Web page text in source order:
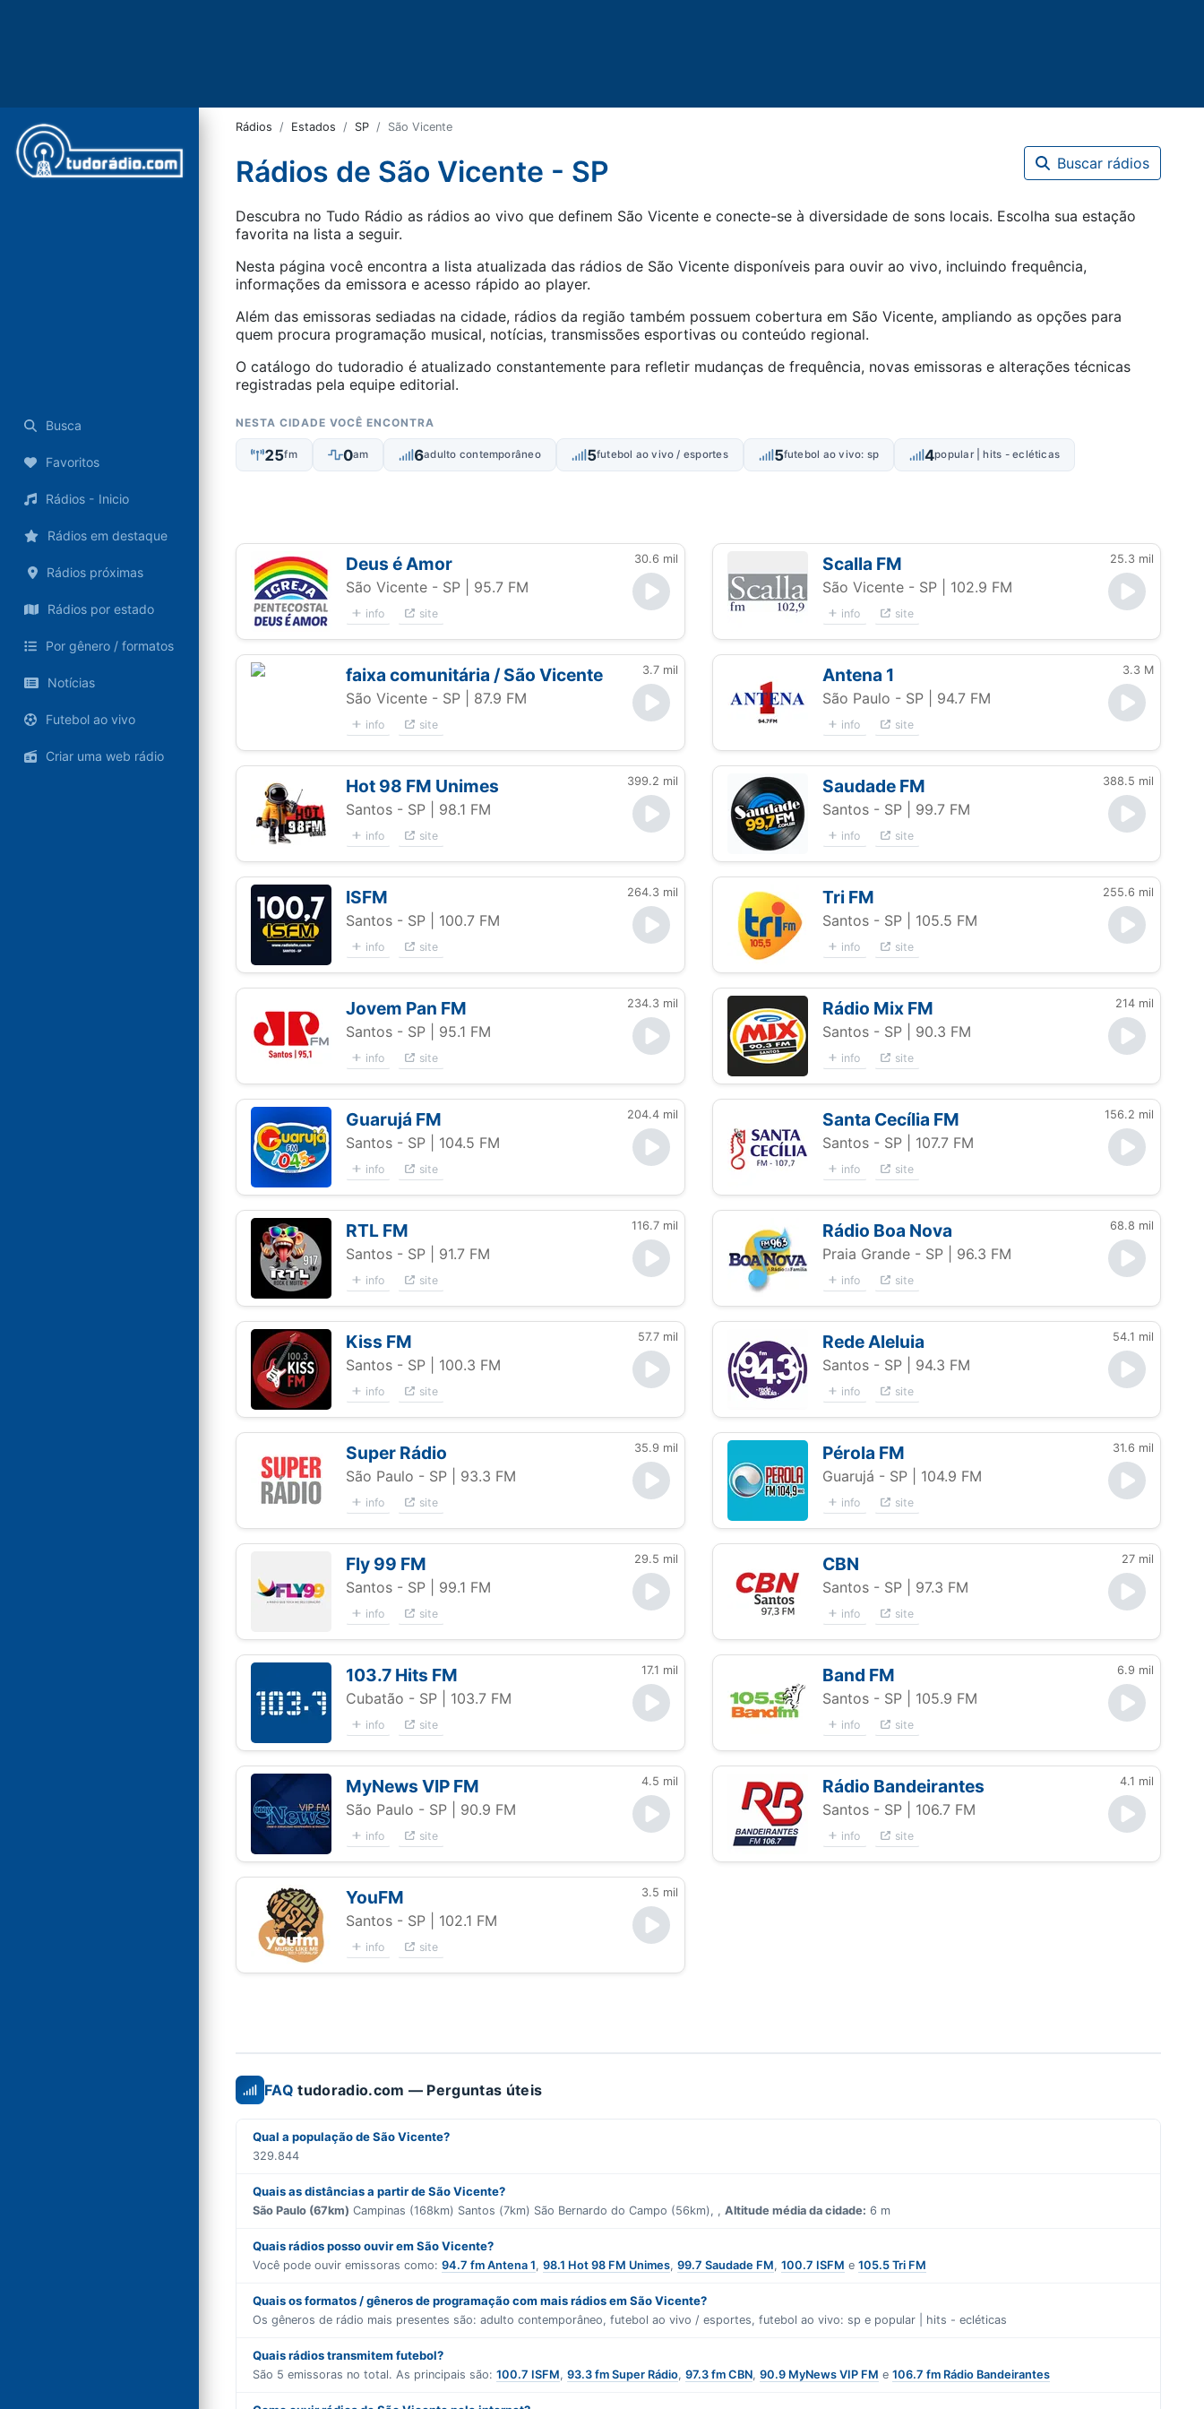
Busca
Favoritos
Rádios - Inicio
Rádios em destaque
Rádios próximas
Rádios por estado
Por gênero / formatos
Notícias
Futebol ao vivo
Criar uma web rádio
Rádios Estados SP São Vicente
Rádios de São Vicente - SP Buscar rádios
Descubra no Tudo Rádio as rádios ao vivo que definem São Vicente e conecte-se à diversidade de sons locais. Escolha sua estação
favorita na lista a seguir.
Nesta página você encontra a lista atualizada das rádios de São Vicente disponíveis para ouvir ao vivo, incluindo frequência,
informações da emissora e acesso rápido ao player.
Além das emissoras sediadas na cidade, rádios da região também possuem cobertura em São Vicente, ampliando as opções para
quem procura programação musical, notícias, transmissões esportivas ou conteúdo regional.
O catálogo do tudoradio é atualizado constantemente para refletir mudanças de frequência, novas emissoras e alterações técnicas
registradas pela equipe editorial.
NESTA CIDADE VOCÊ ENCONTRA
25fm 0am 6adulto contemporâneo 5futebol ao vivo / esportes 5futebol ao vivo: sp 4popular | hits - ecléticas
Deus é Amor 30.6 mil
São Vicente - SP | 95.7 FM
info site
Scalla FM 25.3 mil
São Vicente - SP | 102.9 FM
info site
faixa comunitária / São Vicente 3.7 mil
São Vicente - SP | 87.9 FM
info site
Antena 1 3.3 M
São Paulo - SP | 94.7 FM
info site
Hot 98 FM Unimes 399.2 mil
Santos - SP | 98.1 FM
info site
Saudade FM 388.5 mil
Santos - SP | 99.7 FM
info site
ISFM 264.3 mil
Santos - SP | 100.7 FM
info site
Tri FM 255.6 mil
Santos - SP | 105.5 FM
info site
Jovem Pan FM 234.3 mil
Santos - SP | 95.1 FM
info site
Rádio Mix FM 214 mil
Santos - SP | 90.3 FM
info site
Guarujá FM 204.4 mil
Santos - SP | 104.5 FM
info site
Santa Cecília FM 156.2 mil
Santos - SP | 107.7 FM
info site
RTL FM 116.7 mil
Santos - SP | 91.7 FM
info site
Rádio Boa Nova 68.8 mil
Praia Grande - SP | 96.3 FM
info site
Kiss FM 57.7 mil
Santos - SP | 100.3 FM
info site
Rede Aleluia 54.1 mil
Santos - SP | 94.3 FM
info site
Super Rádio 35.9 mil
São Paulo - SP | 93.3 FM
info site
Pérola FM 31.6 mil
Guarujá - SP | 104.9 FM
info site
Fly 99 FM 29.5 mil
Santos - SP | 99.1 FM
info site
CBN 27 mil
Santos - SP | 97.3 FM
info site
103.7 Hits FM 17.1 mil
Cubatão - SP | 103.7 FM
info site
Band FM 6.9 mil
Santos - SP | 105.9 FM
info site
MyNews VIP FM 4.5 mil
São Paulo - SP | 90.9 FM
info site
Rádio Bandeirantes 4.1 mil
Santos - SP | 106.7 FM
info site
YouFM 3.5 mil
Santos - SP | 102.1 FM
info site
FAQ tudoradio.com — Perguntas úteis
Qual a população de São Vicente?
329.844
Quais as distâncias a partir de São Vicente?
São Paulo (67km) Campinas (168km) Santos (7km) São Bernardo do Campo (56km), ,Altitude média da cidade: 6 m
Quais rádios posso ouvir em São Vicente?
Você pode ouvir emissoras como:94.7 fm Antena 1,98.1 Hot 98 FM Unimes,99.7 Saudade FM,100.7 ISFM e105.5 Tri FM
Quais os formatos / gêneros de programação com mais rádios em São Vicente?
Os gêneros de rádio mais presentes são:adulto contemporâneo,futebol ao vivo / esportes,futebol ao vivo: sp e popular | hits - ecléticas
Quais rádios transmitem futebol?
São 5 emissoras no total. As principais são: 100.7 ISFM,93.3 fm Super Rádio,97.3 fm CBN,90.9 MyNews VIP FM e106.7 fm Rádio Bandeirantes